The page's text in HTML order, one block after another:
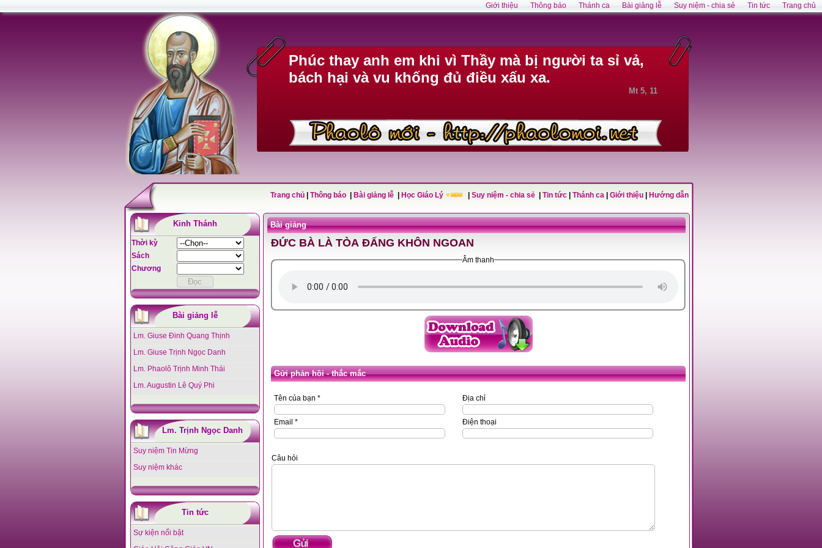
Phúc thay anh em khi vì Thầy mà bị người ta sỉ vả,
bách hại và vu khống đủ điều xấu xa.
Mt 5, 11
Trang chủ Thông báo Bài giảng lễ Học Giáo Lý Suy niệm - chia sẻ Tin tức Thánh ca Giới thiệu Hướng dẫn
Kinh Thánh
Thời kỳ
Sách
Chương
Bài giảng lễ
Lm. Giuse Đinh Quang Thịnh
Lm. Giuse Trịnh Ngọc Danh
Lm. Phaolô Trịnh Minh Thái
Lm. Augustin Lê Quý Phi
Lm. Trịnh Ngọc Danh
Suy niệm Tin Mừng
Suy niệm khác
Tin tức
Sự kiện nổi bật
Bài giảng
ĐỨC BÀ LÀ TÒA ĐẤNG KHÔN NGOAN
Âm thanh
Gửi phản hồi - thắc mắc
Tên của bạn * Địa chỉ
Email * Điện thoại
Câu hỏi
Trang chủ
Tin tức
Suy niệm - chia sẻ
Bài giảng lễ
Thánh ca
Thông báo
Giới thiệu